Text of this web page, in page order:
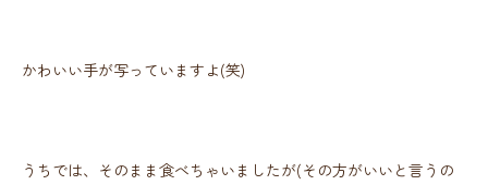
かわいい手が写っていますよ(笑)
うちでは、そのまま食べちゃいましたが(その方がいいと言うの